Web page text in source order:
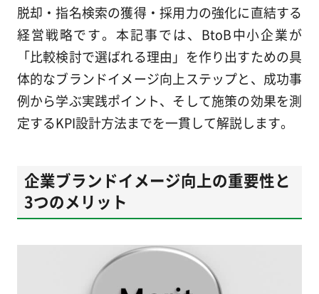
脱却・指名検索の獲得・採用力の強化に直結する
経営戦略です。本記事では、BtoB中小企業が
「比較検討で選ばれる理由」を作り出すための具
体的なブランドイメージ向上ステップと、成功事
例から学ぶ実践ポイント、そして施策の効果を測
定するKPI設計方法までを一貫して解説します。
企業ブランドイメージ向上の重要性と
3つのメリット